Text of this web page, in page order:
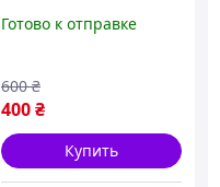
атмосферы с
FLAME
Готово к отправке
400₴
600 ₴
Купить